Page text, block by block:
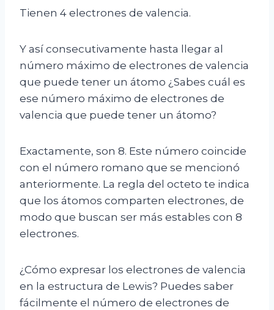
Tienen 4 electrones de valencia.
Y así consecutivamente hasta llegar al
número máximo de electrones de valencia
que puede tener un átomo ¿Sabes cuál es
ese número máximo de electrones de
valencia que puede tener un átomo?
Exactamente, son 8. Este número coincide
con el número romano que se mencionó
anteriormente. La regla del octeto te indica
que los átomos comparten electrones, de
modo que buscan ser más estables con 8
electrones.
¿Cómo expresar los electrones de valencia
en la estructura de Lewis? Puedes saber
fácilmente el número de electrones de